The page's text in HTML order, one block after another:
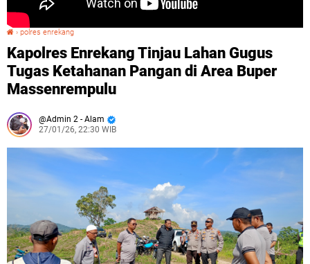
› polres enrekang
Kapolres Enrekang Tinjau Lahan Gugus
Tugas Ketahanan Pangan di Area Buper
Massenrempulu
Admin 2 - Alam
27/01/26, 22:30 WIB